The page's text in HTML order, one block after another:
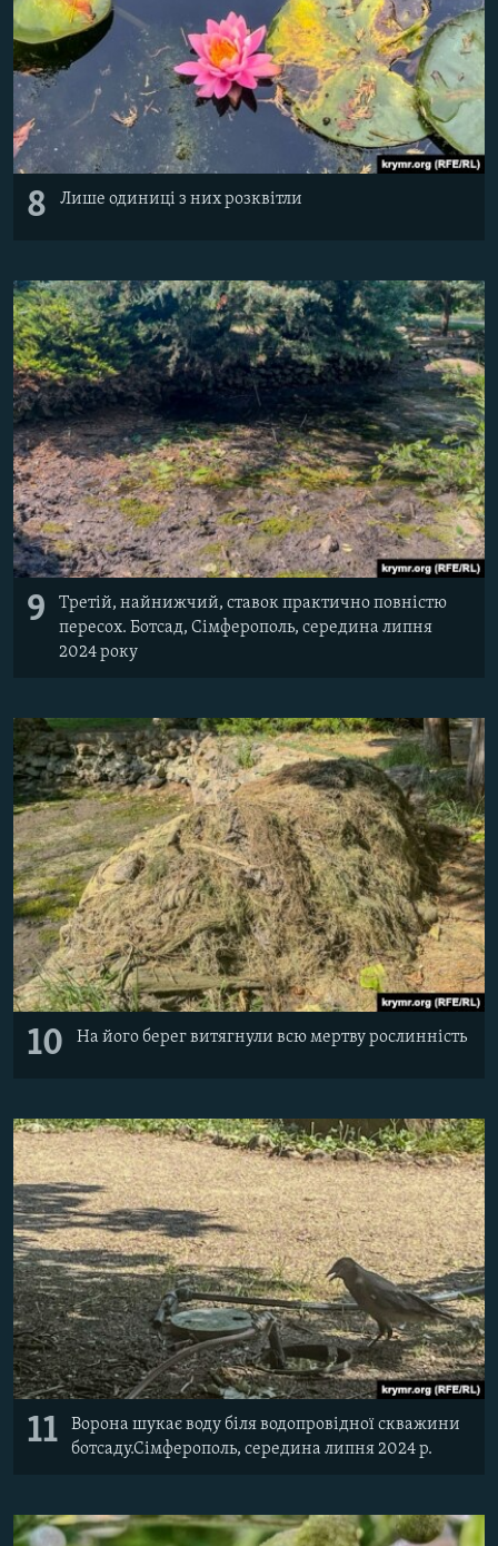
8 Лише одиниці з них розквітли
9
Третій, найнижчий, ставок практично повністю
пересох. Ботсад, Сімферополь, середина липня
2024 року
10 На його берег витягнули всю мертву рослинність
11
Ворона шукає воду біля водопровідної скважини
ботсаду.Сімферополь, середина липня 2024 р.